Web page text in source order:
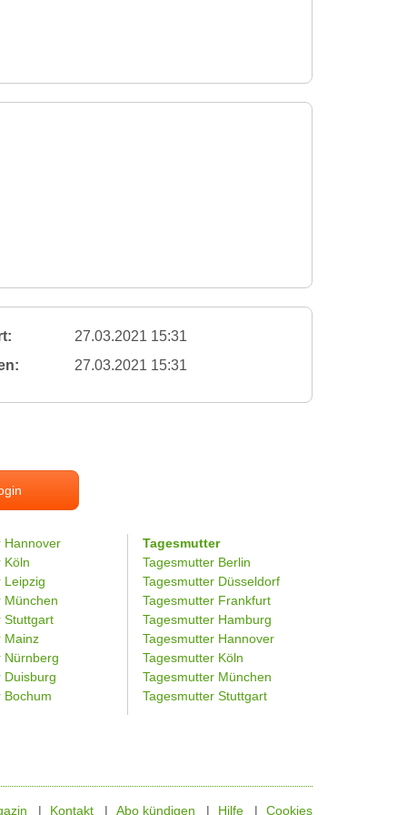
27.03.2021 15:31
27.03.2021 15:31
Hannover
Köln
Leipzig
München
Stuttgart
Mainz
Nürnberg
Duisburg
Bochum
Tagesmutter
Tagesmutter Berlin
Tagesmutter Düsseldorf
Tagesmutter Frankfurt
Tagesmutter Hamburg
Tagesmutter Hannover
Tagesmutter Köln
Tagesmutter München
Tagesmutter Stuttgart
Kontakt Abo kündigen Hilfe Cookies